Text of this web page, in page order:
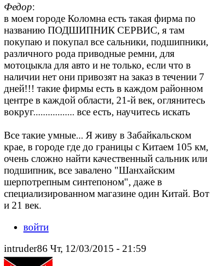
Федор:
в моем городе Коломна есть такая фирма по
названию ПОДШИПНИК СЕРВИС, я там
покупаю и покупал все сальники, подшипники,
различного рода приводные ремни, для
мотоцыкла для авто и не только, если что в
наличии нет они привозят на заказ в течении 7
дней!!! такие фирмы есть в каждом районном
центре в каждой области, 21-й век, оглянитесь
вокруг................. все есть, научитесь искать
Все такие умные... Я живу в Забайкальском
крае, в городе где до границы с Китаем 105 км,
очень сложно найти качественный сальник или
подшипник, все завалено "Шанхайским
шерпотрепным синтепоном", даже в
специализированном магазине один Китай. Вот
и 21 век.
войти
intruder86 Чт, 12/03/2015 - 21:59